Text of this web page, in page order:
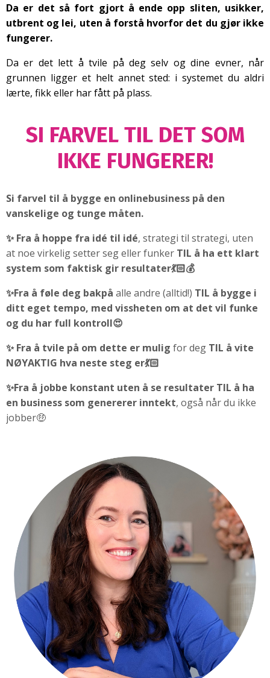
Da er det så fort gjort å ende opp sliten, usikker,
utbrent og lei, uten å forstå hvorfor det du gjør ikke
fungerer.
Da er det lett å tvile på deg selv og dine evner, når
grunnen ligger et helt annet sted: i systemet du aldri
lærte, fikk eller har fått på plass.
SI FARVEL TIL DET SOM
IKKE FUNGERER!
Si farvel til å bygge en onlinebusiness på den
vanskelige og tunge måten.
✨ Fra å hoppe fra idé til idé, strategi til strategi, uten
at noe virkelig setter seg eller funker TIL å ha ett klart
system som faktisk gir resultater💃🏻💰
✨Fra å føle deg bakpå alle andre (alltid!) TIL å bygge i
ditt eget tempo, med vissheten om at det vil funke
og du har full kontroll😍
✨ Fra å tvile på om dette er mulig for deg TIL å vite
NØYAKTIG hva neste steg er💃🏻
✨Fra å jobbe konstant uten å se resultater TIL å ha
en business som genererer inntekt, også når du ikke
jobber🤑